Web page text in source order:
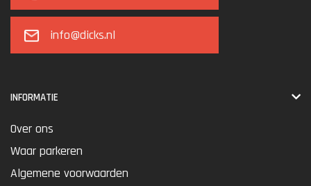
info@dicks.nl
INFORMATIE
Over ons
Waar parkeren
Algemene voorwaarden